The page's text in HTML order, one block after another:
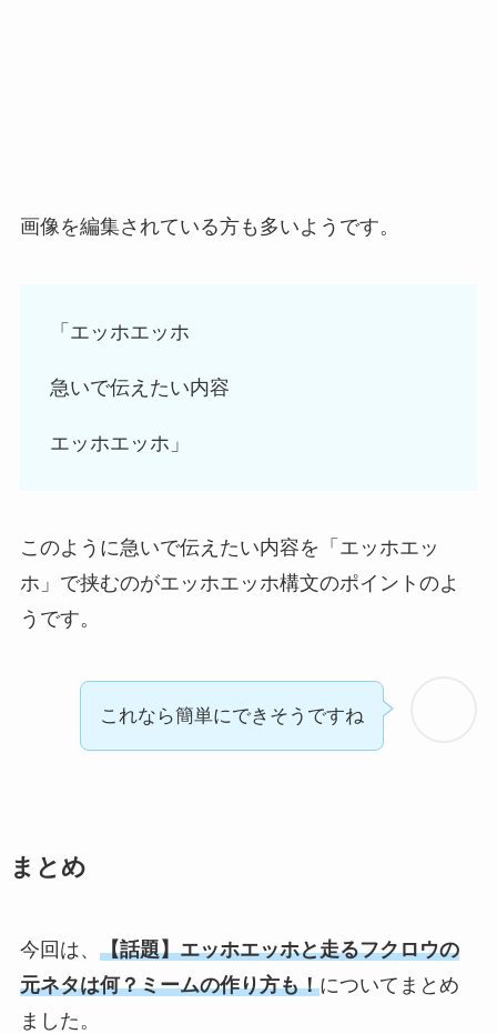
画像を編集されている方も多いようです。
「エッホエッホ
急いで伝えたい内容
エッホエッホ」
このように急いで伝えたい内容を「エッホエッ
ホ」で挟むのがエッホエッホ構文のポイントのよ
うです。
これなら簡単にできそうですね
まとめ
今回は、 【話題】エッホエッホと走るフクロウの
元ネタは何？ミームの作り方も！についてまとめ
ました。